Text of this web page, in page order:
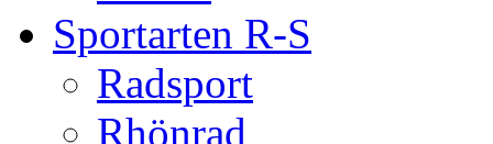
Sportarten R-S
Radsport
Rhönrad